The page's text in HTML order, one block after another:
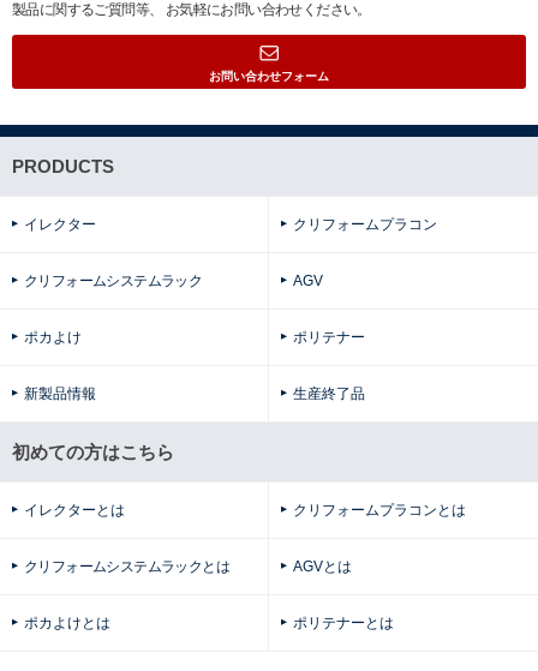
製品に関するご質問等、 お気軽にお問い合わせください。
お問い合わせフォーム
PRODUCTS
イレクター クリフォームプラコン
クリフォームシステムラック AGV
ポカよけ ポリテナー
新製品情報 生産終了品
初めての方はこちら
イレクターとは クリフォームプラコンとは
クリフォームシステムラックとは AGVとは
ポカよけとは ポリテナーとは